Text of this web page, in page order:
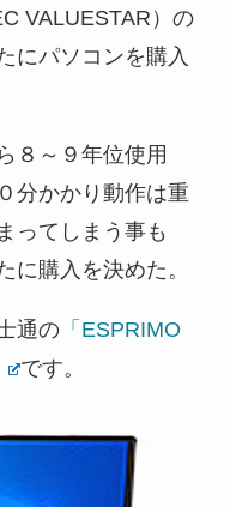
VALUESTAR）の
にパソコンを購入
８～９年位使用
分かかり動作は重
ってしまう事も
に購入を決めた。
通の「ESPRIMO
です。